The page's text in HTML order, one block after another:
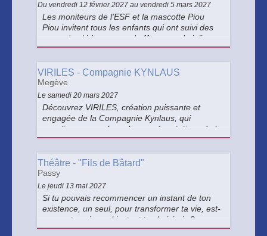
Du vendredi 12 février 2027 au vendredi 5 mars 2027
Les moniteurs de l'ESF et la mascotte Piou
Piou invitent tous les enfants qui ont suivi des
cours de ski à une grande fête avec de jolies
surprises. Un moment convivial pour toute la
VIRILES - Compagnie KYNLAUS
Megève
Le samedi 20 mars 2027
Découvrez VIRILES, création puissante et
engagée de la Compagnie Kynlaus, qui
questionne avec force les représentations de la
masculinité autour d’une écriture
contemporaine, théâtre et performance.
Théâtre - "Fils de Bâtard"
Passy
Le jeudi 13 mai 2027
Si tu pouvais recommencer un instant de ton
existence, un seul, pour transformer ta vie, est-
ce que tu sais quel instant tu choisirais ?